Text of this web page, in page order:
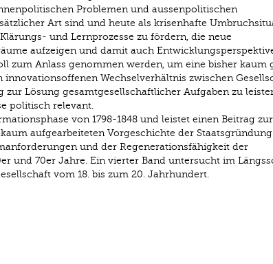
Problemen und aussenpolitischen
Art sind und heute als krisenhafte
und Lernprozesse zu fördern, die neue
aufzeigen und damit auch
zum Anlass genommen werden, um eine bisher kaum
Wechselverhältnis zwischen
Lösung gesamtgesellschaftlicher Aufgaben zu
politisch relevant.
von 1798-1848 und leistet einen Beitrag zur
aufgearbeiteten Vorgeschichte der
und der Regenerationsfähigkeit der
und 70er Jahre. Ein vierter Band untersucht im
vom 18. bis zum 20. Jahrhundert.